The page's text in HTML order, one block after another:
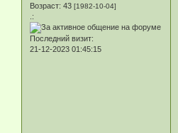
Возраст: 43 [1982-10-04]
.:
Последний визит:
21-12-2023 01:45:15